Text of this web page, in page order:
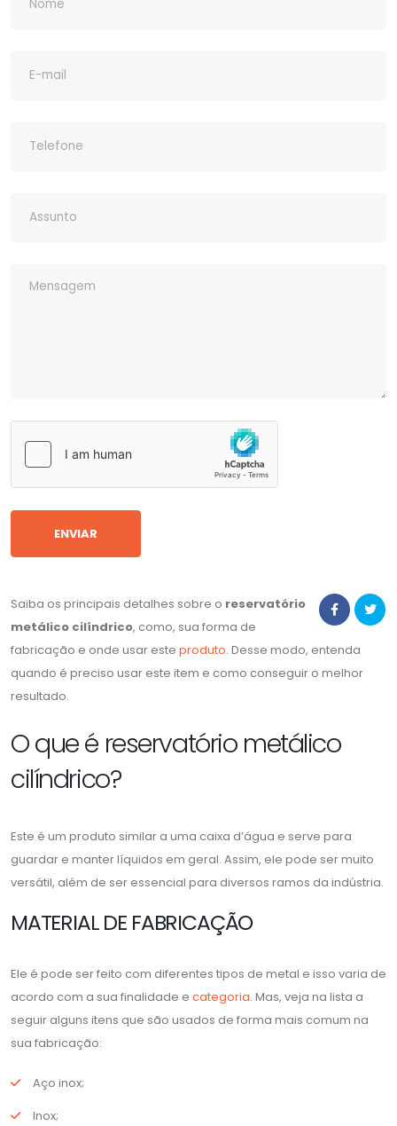
Saiba os principais detalhes sobre o reservatório
metálico cilíndrico, como, sua forma de
fabricação e onde usar este produto. Desse modo, entenda
quando é preciso usar este item e como conseguir o melhor
resultado.
O que é reservatório metálico
cilíndrico?
Este é um produto similar a uma caixa d’água e serve para
guardar e manter líquidos em geral. Assim, ele pode ser muito
versátil, além de ser essencial para diversos ramos da indústria.
MATERIAL DE FABRICAÇÃO
Ele é pode ser feito com diferentes tipos de metal e isso varia de
acordo com a sua finalidade e categoria. Mas, veja na lista a
seguir alguns itens que são usados de forma mais comum na
sua fabricação:
Aço inox;
Inox;